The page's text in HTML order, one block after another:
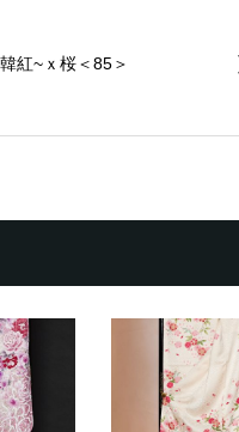
紅~ｘ桜＜85＞